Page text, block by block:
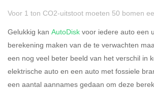
Rijdt u meer dan 500
kilometer privé?
Ja
Voor 1 ton CO2-uitstoot moeten 50 bomen
Gelukkig kan AutoDisk voor iedere auto een
berekening maken van de te verwachten
een nog veel beter beeld van het verschil in
elektrische auto en een auto met fossiele
een aantal aannames gedaan om deze